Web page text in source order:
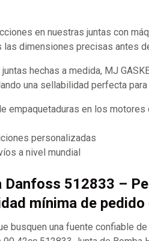
en nuestras juntas con
dimensiones precisas antes
hechas a medida, MJ
una sellabilidad perfecta para
empaquetaduras en los
personalizadas
a nivel mundial
512833 –
mínima de pedido
busquen una fuente confiable de